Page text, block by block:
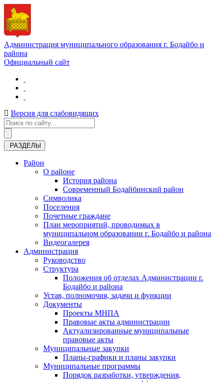
Администрация муниципального образования г. Бодайбо и
района
Официальный сайт
Версия для слабовидящих
РАЗДЕЛЫ
Район
О районе
История района
Современный Бодайбинский район
Символика
Поселения
Почетные граждане
План мероприятий, проводимых в
муниципальном образовании г. Бодайбо и района
Видеогалерея
Администрация
Руководство
Структура
Положения об отделах Администрации г.
Бодайбо и района
Устав, полномочия, задачи и функции
Документы
Проекты МНПА
Правовые акты администрации
Актуализированные муниципальные
правовые акты
Муниципальные закупки
Планы-графики и планы закупки
Муниципальные программы
Порядок разработки, утверждения,